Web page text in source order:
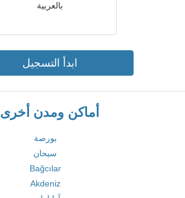
بالعربية
ابدأ التسجيل
أماكن ومدن أخرى
بورصة
سيحان
Bağcılar
Akdeniz